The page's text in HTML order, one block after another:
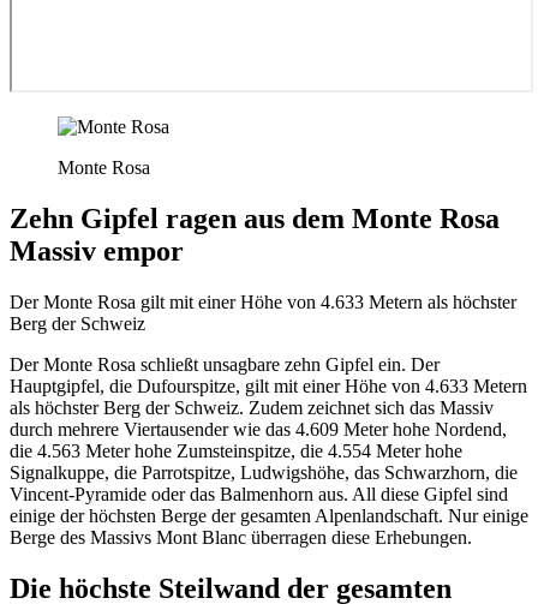
Monte Rosa
Zehn Gipfel ragen aus dem Monte Rosa
Massiv empor
Der Monte Rosa gilt mit einer Höhe von 4.633 Metern als höchster
Berg der Schweiz
Der Monte Rosa schließt unsagbare zehn Gipfel ein. Der
Hauptgipfel, die Dufourspitze, gilt mit einer Höhe von 4.633 Metern
als höchster Berg der Schweiz. Zudem zeichnet sich das Massiv
durch mehrere Viertausender wie das 4.609 Meter hohe Nordend,
die 4.563 Meter hohe Zumsteinspitze, die 4.554 Meter hohe
Signalkuppe, die Parrotspitze, Ludwigshöhe, das Schwarzhorn, die
Vincent-Pyramide oder das Balmenhorn aus. All diese Gipfel sind
einige der höchsten Berge der gesamten Alpenlandschaft. Nur einige
Berge des Massivs Mont Blanc überragen diese Erhebungen.
Die höchste Steilwand der gesamten